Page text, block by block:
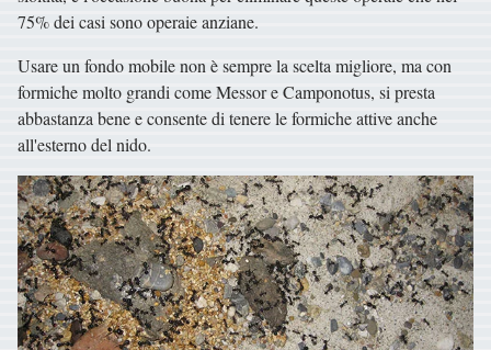
75% dei casi sono operaie anziane.
Usare un fondo mobile non è sempre la scelta migliore, ma con
formiche molto grandi come Messor e Camponotus, si presta
abbastanza bene e consente di tenere le formiche attive anche
all'esterno del nido.